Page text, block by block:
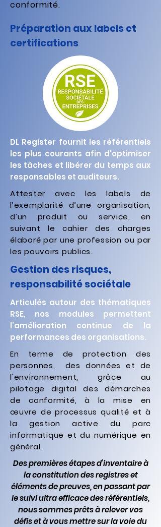
conformité.
Préparation aux labels et
certifications
DL Register fournit les référentiels
les plus courants afin d'optimiser
les tâches et libérer du temps aux
responsables et auditeurs.​
Attester avec les labels de
l’exemplarité d’une organisation,
d’un produit ou service, en
suivant le cahier des charges
élaboré par une profession ou par
les pouvoirs publics.
Gestion des risques,
responsabilité sociétale
Articulés autour des thématiques
RSE, nos modules permettent
l’amélioration continue de la
performances des organisations.
En terme de protection des
personnes, des données et de
l'environnement, grâce au
pilotage digital des démarches
de conformité, à la mise en
œuvre de processus qualité et à
la gestion active du parc
informatique et du numérique en
général.
Des premières étapes d’inventaire à
la constitution des registres et
éléments de preuves, en passant par
le suivi ultra efficace des référentiels,
nous sommes prêts à relever vos
défis et à vous mettre sur la voie du